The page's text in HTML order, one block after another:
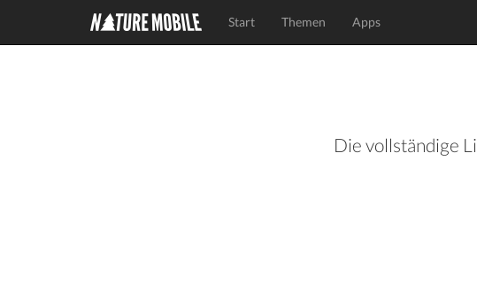
Start Themen Apps
Die vollständige